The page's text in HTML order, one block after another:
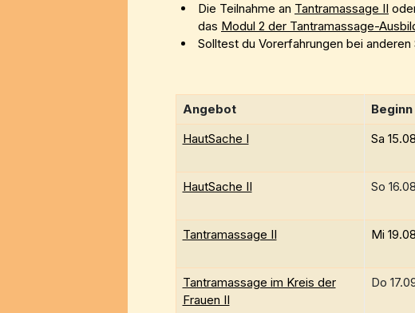
Die Teilnahme an Tantramassage II
das Modul 2 der Tantramassage-
Solltest du Vorerfahrungen bei
Angebot Beginn
HautSache I
Sa
HautSache II So
Tantramassage II Mi
Tantramassage im Kreis der
Frauen II
Do